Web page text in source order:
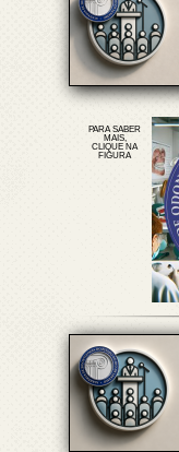
PARA SABER
MAIS,
CLIQUE NA
FIGURA